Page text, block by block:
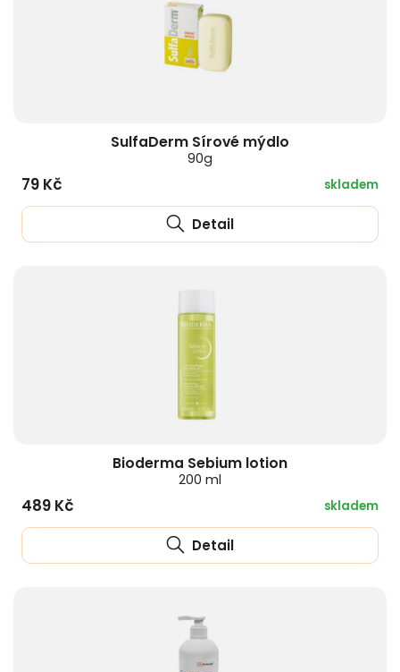
SulfaDerm Sírové mýdlo
90g
79 Kč skladem
Detail
Bioderma Sebium lotion
200 ml
489 Kč skladem
Detail